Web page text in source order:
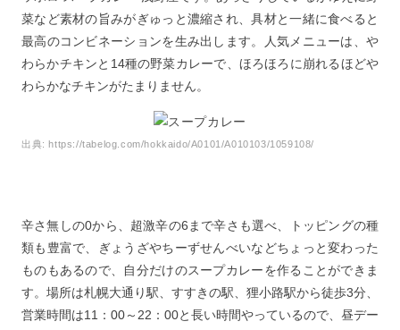
菜など素材の旨みがぎゅっと濃縮され、具材と一緒に食べると
最高のコンビネーションを生み出します。人気メニューは、や
わらかチキンと14種の野菜カレーで、ほろほろに崩れるほどや
わらかなチキンがたまりません。
出典:https://tabelog.com/hokkaido/A0101/A010103/1059108/
辛さ無しの0から、超激辛の6まで辛さも選べ、トッピングの種
類も豊富で、ぎょうざやちーずせんべいなどちょっと変わった
ものもあるので、自分だけのスープカレーを作ることができま
す。場所は札幌大通り駅、すすきの駅、狸小路駅から徒歩3分、
営業時間は11：00～22：00と長い時間やっているので、昼デー